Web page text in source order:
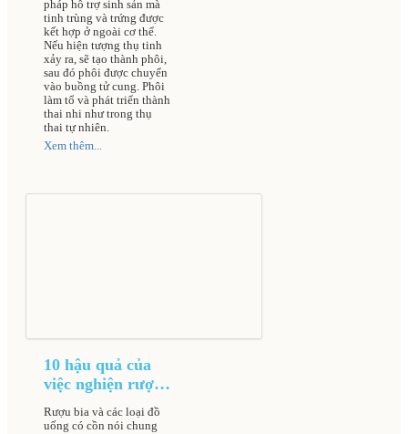
HIẾM MUỘN
HÀ NỘI
pháp hỗ trợ sinh sản mà
tinh trùng và trứng được
kết hợp ở ngoài cơ thể.
Nếu hiện tượng thụ tinh
xảy ra, sẽ tạo thành phôi,
sau đó phôi được chuyển
vào buồng tử cung. Phôi
làm tổ và phát triển thành
thai nhi như trong thụ
thai tự nhiên.
Xem thêm...
10 hậu quả của
việc nghiện rượu
bia đối với cơ thể
Rượu bia và các loại đồ
uống có cồn nói chung